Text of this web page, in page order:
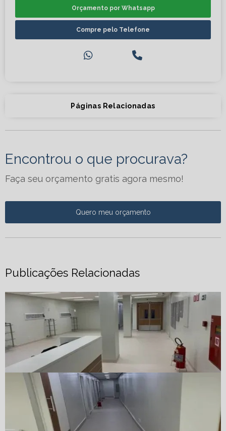
Orçamento por Whatsapp
Compre pelo Telefone
Páginas Relacionadas
Encontrou o que procurava?
Faça seu orçamento gratis agora mesmo!
Quero meu orçamento
Publicações Relacionadas